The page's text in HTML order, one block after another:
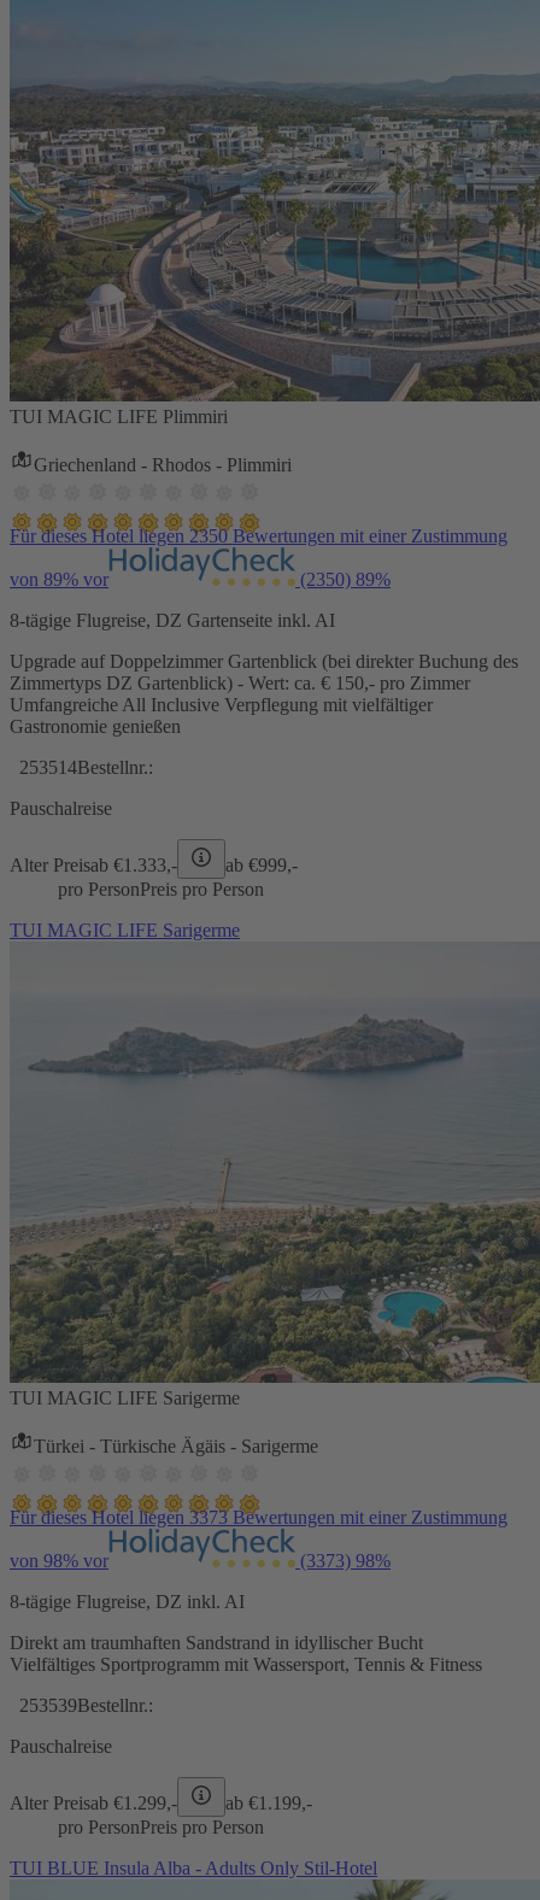
TUI MAGIC LIFE Plimmiri
Griechenland - Rhodos - Plimmiri
Für dieses Hotel liegen 2350 Bewertungen mit einer Zustimmung
von 89% vor (2350) 89%
8-tägige Flugreise, DZ Gartenseite inkl. AI
Upgrade auf Doppelzimmer Gartenblick (bei direkter Buchung des
Zimmertyps DZ Gartenblick) - Wert: ca. € 150,- pro Zimmer
Umfangreiche All Inclusive Verpflegung mit vielfältiger
Gastronomie genießen
253514Bestellnr.:
Pauschalreise
Alter Preisab €1.333,- ab €999,-
pro PersonPreis pro Person
TUI MAGIC LIFE Sarigerme
TUI MAGIC LIFE Sarigerme
Türkei - Türkische Ägäis - Sarigerme
Für dieses Hotel liegen 3373 Bewertungen mit einer Zustimmung
von 98% vor (3373) 98%
8-tägige Flugreise, DZ inkl. AI
Direkt am traumhaften Sandstrand in idyllischer Bucht
Vielfältiges Sportprogramm mit Wassersport, Tennis & Fitness
253539Bestellnr.:
Pauschalreise
Alter Preisab €1.299,- ab €1.199,-
pro PersonPreis pro Person
TUI BLUE Insula Alba - Adults Only Stil-Hotel